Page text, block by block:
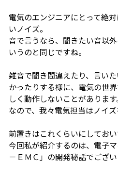
電気のエンジニアにとって絶
いノイズ。
音で言うなら、聞きたい音以
いうのと同じですね。
雑音で聞き間違えたり、言い
かったりする様に、電気の世
しく動作しないことがあります
なので、我々電気担当はノイズ
前置きはこれくらいにしておい
今回私が紹介するのは、電子
－ＥＭＣ」の開発秘話でござい